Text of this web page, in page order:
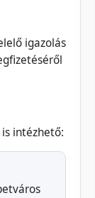
igazolás
intézhető: